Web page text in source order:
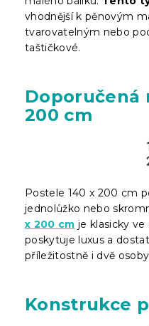
vhodnější k pěnovým
tvarovatelným nebo
taštičkové.
Doporučená
200 cm
Postele 140 x 200 cm
jednolůžko nebo
x 200 cm je klasicky
poskytuje luxus a
příležitostně i dvě
Konstrukce